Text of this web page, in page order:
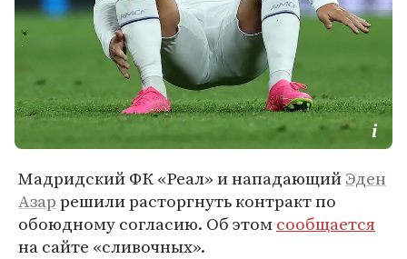
Мадридский ФК «Реал» и нападающийЭден
Азаррешили расторгнуть контракт по
обоюдному согласию. Об этомсообщается
на сайте «сливочных».